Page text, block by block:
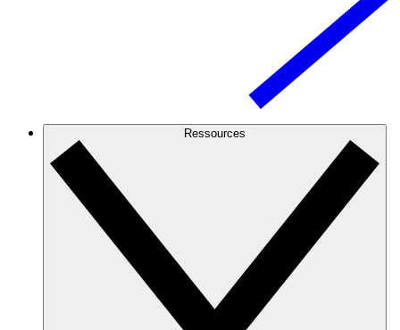
Ressources